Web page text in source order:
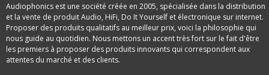
Audiophonics est une société créée en 2005, spécialisée dans la distribution
et la vente de produit Audio, HiFi, Do It Yourself et électronique sur internet.
Proposer des produits qualitatifs au meilleur prix, voici la philosophie qui
nous guide au quotidien. Nous mettons un accent très fort sur le fait d'être
les premiers à proposer des produits innovants qui correspondent aux
attentes du marché et des clients.